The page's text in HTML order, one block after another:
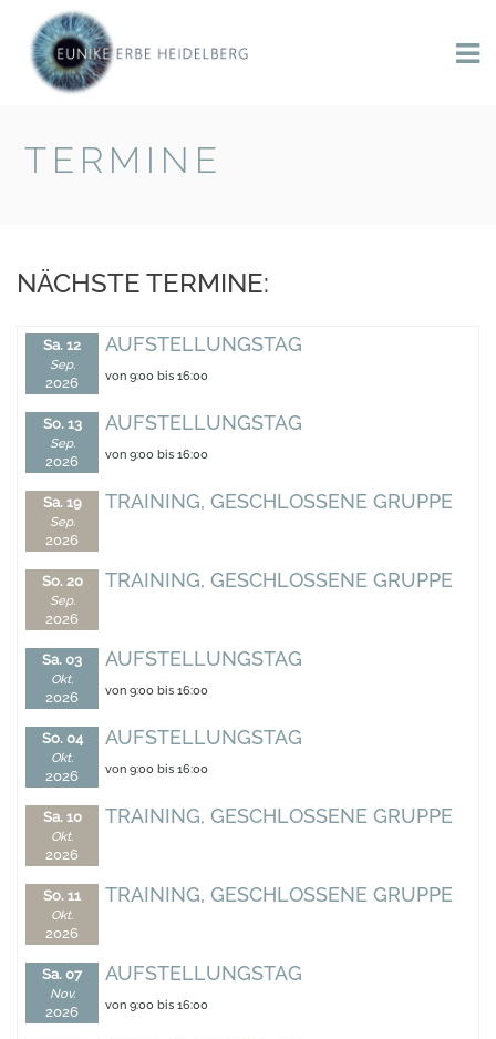
TERMINE
NÄCHSTE TERMINE:
Sa. 12
Sep.
2026
AUFSTELLUNGSTAG
von 9:00 bis 16:00
So. 13
Sep.
2026
AUFSTELLUNGSTAG
von 9:00 bis 16:00
Sa. 19
Sep.
2026
TRAINING, GESCHLOSSENE GRUPPE
So. 20
Sep.
2026
TRAINING, GESCHLOSSENE GRUPPE
Sa. 03
Okt.
2026
AUFSTELLUNGSTAG
von 9:00 bis 16:00
So. 04
Okt.
2026
AUFSTELLUNGSTAG
von 9:00 bis 16:00
Sa. 10
Okt.
2026
TRAINING, GESCHLOSSENE GRUPPE
So. 11
Okt.
2026
TRAINING, GESCHLOSSENE GRUPPE
Sa. 07
Nov.
2026
AUFSTELLUNGSTAG
von 9:00 bis 16:00